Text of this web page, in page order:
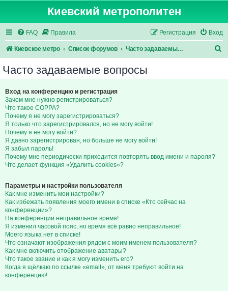
Киевский метрополитен
FAQ Правила Вход
Регистрация
Киевское метро Список форумов Часто задаваемые вопросы
Часто задаваемые вопросы
Вход на конференцию и регистрация
Зачем мне нужно регистрироваться?
Что такое COPPA?
Почему я не могу зарегистрироваться?
Я только что зарегистрировался, но не могу войти!
Почему я не могу войти?
Я давно зарегистрирован, но больше не могу войти!
Я забыл пароль!
Почему мне периодически приходится повторять ввод имени и пароля?
Что делает функция «Удалить cookies»?
Параметры и настройки пользователя
Как мне изменить мои настройки?
Как избежать появления моего имени в списке «Кто сейчас на
конференции»?
На конференции неправильное время!
Я изменил часовой пояс, но время всё равно неправильное!
Моего языка нет в списке!
Что означают изображения рядом с моим именем пользователя?
Как мне включить отображение аватары?
Что такое звание и как я могу изменить его?
Когда я щёлкаю по ссылке «email», от меня требуют войти на
конференцию!